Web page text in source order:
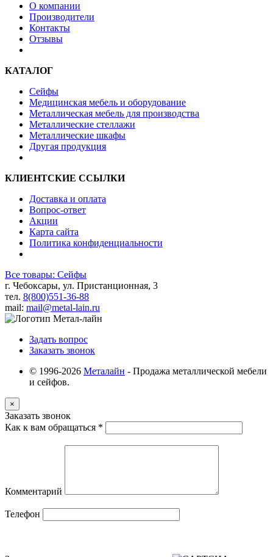
О компании
Производители
Контакты
Отзывы
КАТАЛОГ
Сейфы
Медицинская мебель и оборудование
Металлическая мебель для производства
Металлические стеллажи
Металлические шкафы
Другая продукция
КЛИЕНТСКИЕ ССЫЛКИ
Доставка и оплата
Вопрос-ответ
Акции
Карта сайта
Политика конфиденциальности
Все товары: Сейфы
г. Чебоксары, ул. Пристанционная, 3
тел. 8(800)551-36-88
mail: mail@metal-lain.ru
Задать вопрос
Заказать звонок
© 1996-2026 Металайн - Продажа металлической мебели
и сейфов.
×
Заказать звонок
Как к вам обращаться *
Комментарий
Телефон